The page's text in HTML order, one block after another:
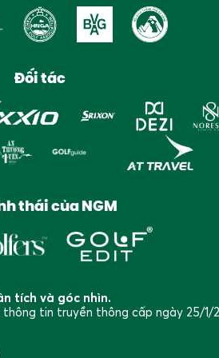
Đối tác
thái của NGM
tích và góc nhìn.
tin truyền thông cấp ngày 25/1/